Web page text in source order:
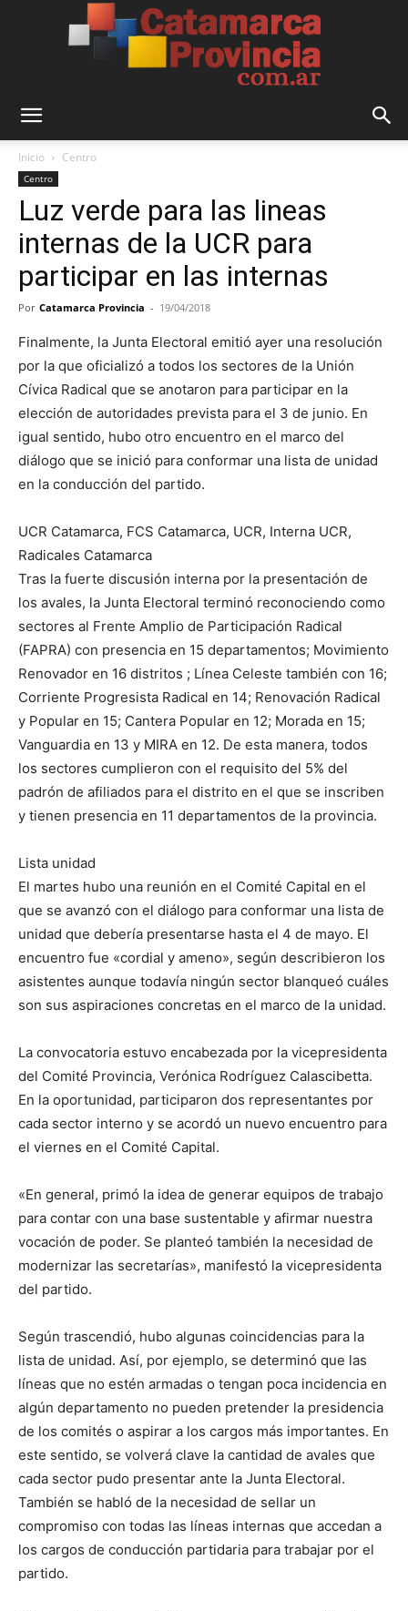
Provincia
Inicio Centro
Centro
Luz verde para las lineas
internas de la UCR para
participar en las internas
Por Catamarca Provincia - 19/04/2018
Finalmente, la Junta Electoral emitió ayer una resolución
por la que oficializó a todos los sectores de la Unión
Cívica Radical que se anotaron para participar en la
elección de autoridades prevista para el 3 de junio. En
igual sentido, hubo otro encuentro en el marco del
diálogo que se inició para conformar una lista de unidad
en la conducción del partido.
UCR Catamarca, FCS Catamarca, UCR, Interna UCR,
Radicales Catamarca
Tras la fuerte discusión interna por la presentación de
los avales, la Junta Electoral terminó reconociendo como
sectores al Frente Amplio de Participación Radical
(FAPRA) con presencia en 15 departamentos; Movimiento
Renovador en 16 distritos ; Línea Celeste también con 16;
Corriente Progresista Radical en 14; Renovación Radical
y Popular en 15; Cantera Popular en 12; Morada en 15;
Vanguardia en 13 y MIRA en 12. De esta manera, todos
los sectores cumplieron con el requisito del 5% del
padrón de afiliados para el distrito en el que se inscriben
y tienen presencia en 11 departamentos de la provincia.
Lista unidad
El martes hubo una reunión en el Comité Capital en el
que se avanzó con el diálogo para conformar una lista de
unidad que debería presentarse hasta el 4 de mayo. El
encuentro fue «cordial y ameno», según describieron los
asistentes aunque todavía ningún sector blanqueó cuáles
son sus aspiraciones concretas en el marco de la unidad.
La convocatoria estuvo encabezada por la vicepresidenta
del Comité Provincia, Verónica Rodríguez Calascibetta.
En la oportunidad, participaron dos representantes por
cada sector interno y se acordó un nuevo encuentro para
el viernes en el Comité Capital.
«En general, primó la idea de generar equipos de trabajo
para contar con una base sustentable y afirmar nuestra
vocación de poder. Se planteó también la necesidad de
modernizar las secretarías», manifestó la vicepresidenta
del partido.
Según trascendió, hubo algunas coincidencias para la
lista de unidad. Así, por ejemplo, se determinó que las
líneas que no estén armadas o tengan poca incidencia en
algún departamento no pueden pretender la presidencia
de los comités o aspirar a los cargos más importantes. En
este sentido, se volverá clave la cantidad de avales que
cada sector pudo presentar ante la Junta Electoral.
También se habló de la necesidad de sellar un
compromiso con todas las líneas internas que accedan a
los cargos de conducción partidaria para trabajar por el
partido.